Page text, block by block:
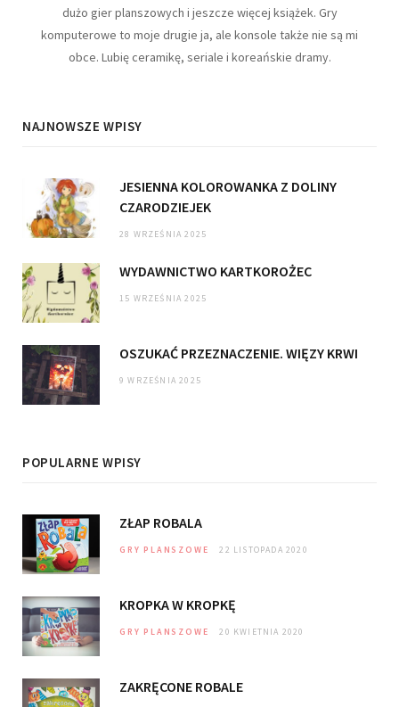
dużo gier planszowych i jeszcze więcej książek. Gry
komputerowe to moje drugie ja, ale konsole także nie są mi
obce. Lubię ceramikę, seriale i koreańskie dramy.
NAJNOWSZE WPISY
JESIENNA KOLOROWANKA Z DOLINY
CZARODZIEJEK
28 WRZEŚNIA 2025
WYDAWNICTWO KARTKOROŻEC
15 WRZEŚNIA 2025
OSZUKAĆ PRZEZNACZENIE. WIĘZY KRWI
9 WRZEŚNIA 2025
POPULARNE WPISY
ZŁAP ROBALA
GRY PLANSZOWE 22 LISTOPADA 2020
KROPKA W KROPKĘ
GRY PLANSZOWE 20 KWIETNIA 2020
ZAKRĘCONE ROBALE